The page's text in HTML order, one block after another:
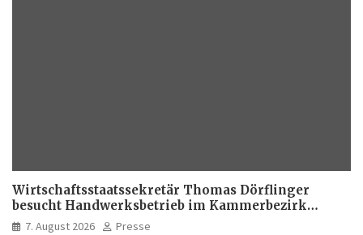
Wirtschaftsstaatssekretär Thomas Dörflinger
besucht Handwerksbetrieb im Kammerbezirk
Freiburg
7. August 2026
Presse